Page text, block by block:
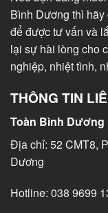
Bình Dương thì
để được tư vấn và
lại sự hài lòng cho
nghiệp, nhiệt tình,
THÔNG TIN
Toàn Bình Dương
Địa chỉ: 52 CMT8,
Dương
Hotline: 038 9699